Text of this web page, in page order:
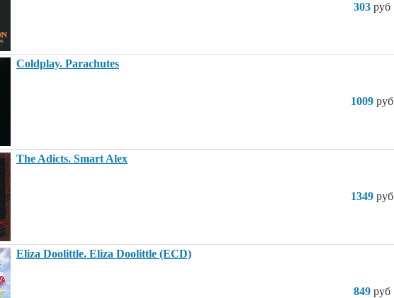
303 руб
Coldplay. Parachutes
1009 руб
The Adicts. Smart Alex
1349 руб
Eliza Doolittle. Eliza Doolittle (ECD)
849 руб